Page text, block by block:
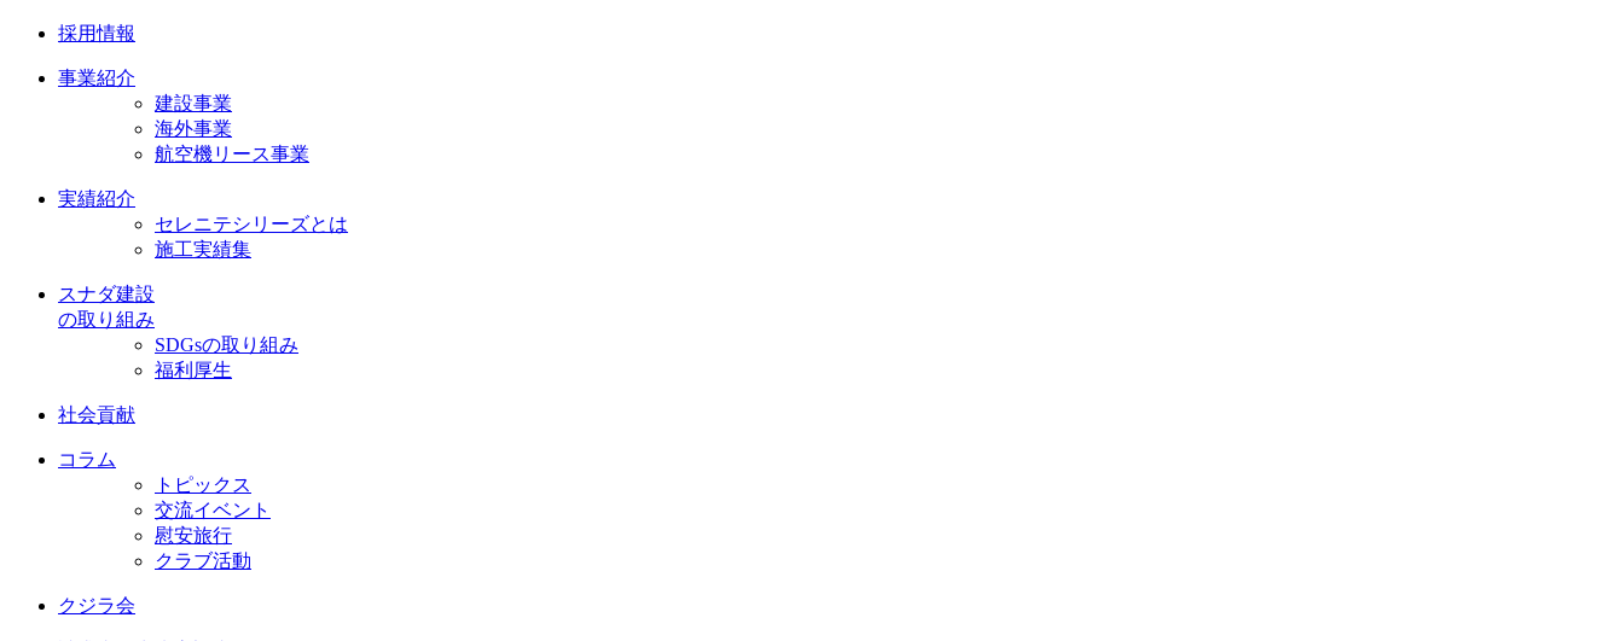
採用情報
事業紹介
建設事業
海外事業
航空機リース事業
実績紹介
セレニテシリーズとは
施工実績集
スナダ建設
の取り組み
SDGsの取り組み
福利厚生
社会貢献
コラム
トピックス
交流イベント
慰安旅行
クラブ活動
クジラ会